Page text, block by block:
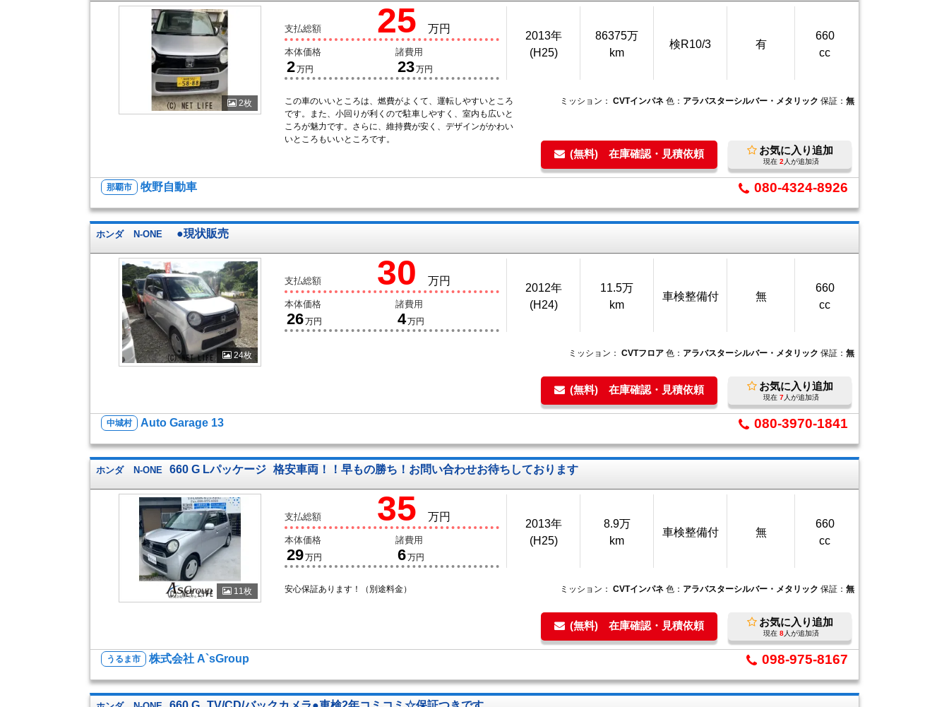
2枚
支払総額 25 万円
本体価格
2万円
諸費用
23万円
2013年
(H25)
86375万
km
検R10/3 有
660
cc
この車のいいところは、燃費がよくて、運転しやすいところ
です。また、小回りが利くので駐車しやすく、室内も広いと
ころが魅力です。さらに、維持費が安く、デザインがかわい
いところもいいところです。
ミッション： CVTインパネ 色： アラバスターシルバー・メタリック 保証： 無
(無料) 在庫確認・見積依頼 お気に入り追加
現在 2人が追加済
那覇市 牧野自動車 080-4324-8926
ホンダ N-ONE ●現状販売
24枚
支払総額 30 万円
本体価格
26万円
諸費用
4万円
2012年
(H24)
11.5万
km
車検整備付 無
660
cc
ミッション： CVTフロア 色： アラバスターシルバー・メタリック 保証： 無
(無料) 在庫確認・見積依頼 お気に入り追加
現在 7人が追加済
中城村 Auto Garage 13 080-3970-1841
ホンダ N-ONE 660 G Lパッケージ 格安車両！！早もの勝ち！お問い合わせお待ちしております
11枚
支払総額 35 万円
本体価格
29万円
諸費用
6万円
2013年
(H25)
8.9万
km
車検整備付 無
660
cc
安心保証あります！（別途料金） ミッション： CVTインパネ 色： アラバスターシルバー・メタリック 保証： 無
(無料) 在庫確認・見積依頼 お気に入り追加
現在 8人が追加済
うるま市 株式会社 A`sGroup 098-975-8167